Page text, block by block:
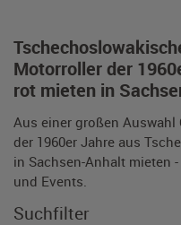
Motorroller der
rot mieten in
Aus einer großen
der 1960er Jahre aus
in Sachsen-Anhalt mieten
und Events.
Suchfilter